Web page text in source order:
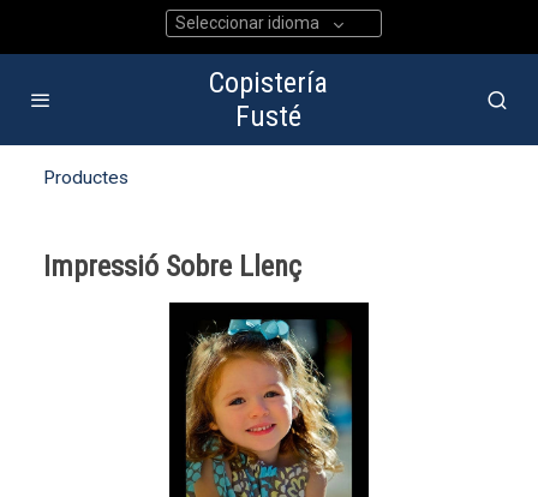
Seleccionar idioma
Copistería
Fusté
Productes
Impressió Sobre Llenç